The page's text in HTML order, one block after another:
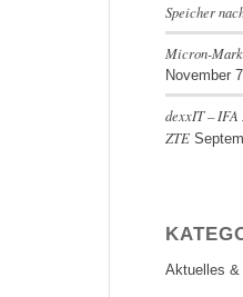
Speicher
Micron-
November
dexxIT –
ZTE
Aktuelles &